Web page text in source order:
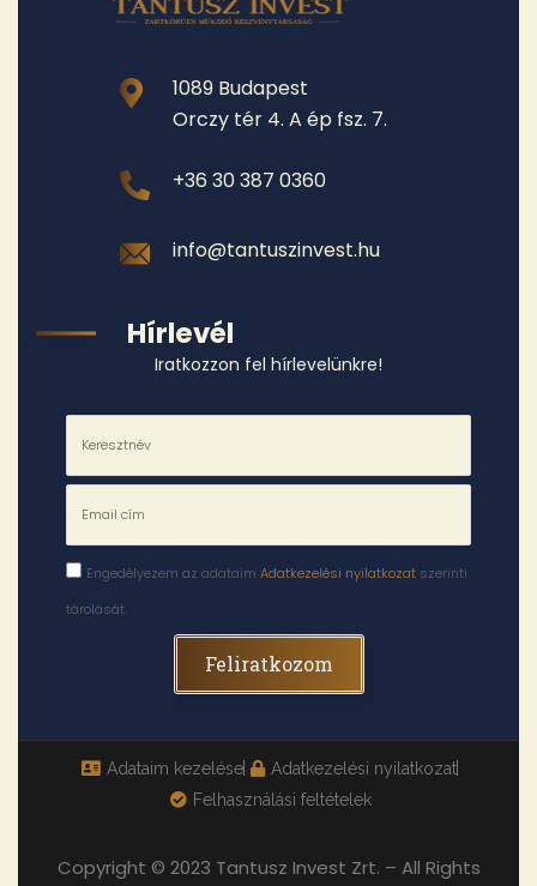
1089 Budapest
Orczy tér 4. A ép fsz. 7.
+36 30 387 0360
info@tantuszinvest.hu
Hírlevél
Iratkozzon fel hírlevelünkre!
Engedélyezem az adataim Adatkezelési nyilatkozat szerinti
tárolását.
Feliratkozom
Copyright © 2023 Tantusz Invest Zrt. – All Rights
Adataim kezelése
Adatkezelési nyilatkozat
Felhasználási feltételek